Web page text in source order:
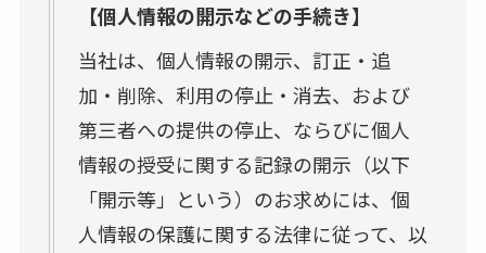
【個人情報の開示などの手続き】
当社は、個人情報の開示、訂正・追
加・削除、利用の停止・消去、および
第三者への提供の停止、ならびに個人
情報の授受に関する記録の開示（以下
「開示等」という）のお求めには、個
人情報の保護に関する法律に従って、以